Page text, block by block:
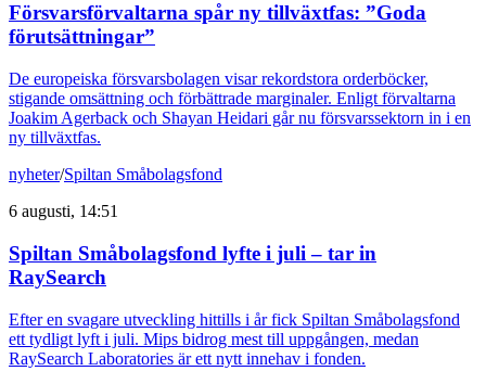
Försvarsförvaltarna spår ny tillväxtfas: ”Goda
förutsättningar”
De europeiska försvarsbolagen visar rekordstora orderböcker,
stigande omsättning och förbättrade marginaler. Enligt förvaltarna
Joakim Agerback och Shayan Heidari går nu försvarssektorn in i en
ny tillväxtfas.
nyheter/Spiltan Småbolagsfond
6 augusti, 14:51
Spiltan Småbolagsfond lyfte i juli – tar in
RaySearch
Efter en svagare utveckling hittills i år fick Spiltan Småbolagsfond
ett tydligt lyft i juli. Mips bidrog mest till uppgången, medan
RaySearch Laboratories är ett nytt innehav i fonden.